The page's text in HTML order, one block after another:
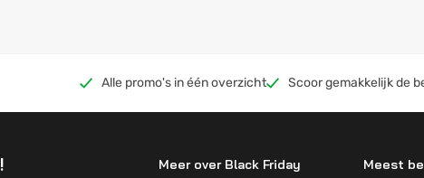
Alle promo's in één overzicht Scoor gemakkelijk de
Meer over Black Friday Meest